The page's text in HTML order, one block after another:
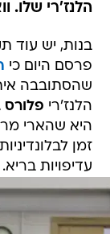
הלנז'רי שלו.
בנות, יש עוד
פרסם היום כי
שהסתובבה
הלנז'רי פלורס
היא שהארי
זמן
עדיפויות בריא.